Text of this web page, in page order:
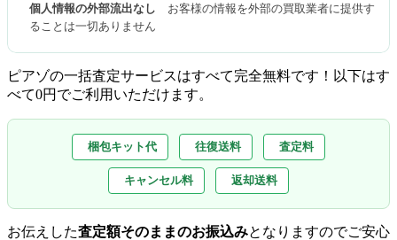
個人情報の外部流出なし お客様の情報を外部の買取業者に提供す
ることは一切ありません
ピアゾの一括査定サービスはすべて完全無料です！以下はす
べて0円でご利用いただけます。
梱包キット代 往復送料 査定料
キャンセル料 返却送料
お伝えした査定額そのままのお振込みとなりますのでご安心